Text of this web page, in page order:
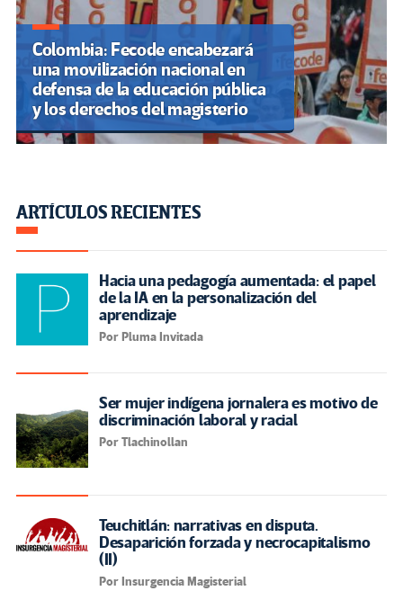
Colombia: Fecode encabezará
una movilización nacional en
defensa de la educación pública
y los derechos del magisterio
ARTÍCULOS RECIENTES
Hacia una pedagogía aumentada: el papel
de la IA en la personalización del
aprendizaje
Por Pluma Invitada
Ser mujer indígena jornalera es motivo de
discriminación laboral y racial
Por Tlachinollan
Teuchitlán: narrativas en disputa.
Desaparición forzada y necrocapitalismo
(II)
Por Insurgencia Magisterial